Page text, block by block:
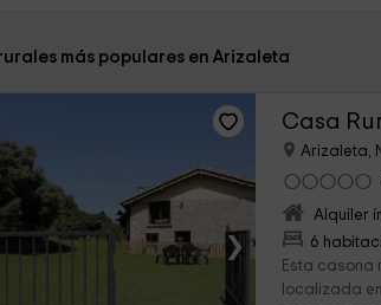
más populares en Arizaleta
›
Casa
Arizaleta,
Alquiler
6
Esta casona
localizada